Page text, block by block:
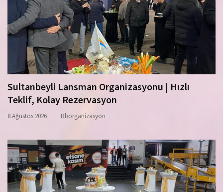
Sultanbeyli Lansman Organizasyonu | Hızlı
Teklif, Kolay Rezervasyon
8 Ağustos 2026 Rborganizasyon